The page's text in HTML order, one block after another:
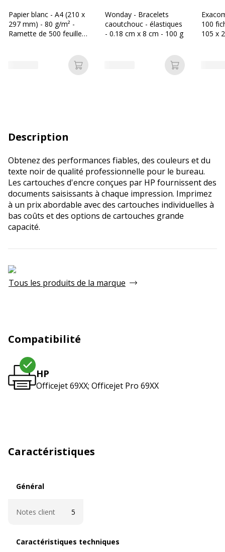
Papier blanc - A4 (210 x
297 mm) - 80 g/m² -
Ramette de 500 feuilles
Ajouter au panier
Wonday - Bracelets
caoutchouc - élastiques
- 0.18 cm x 8 cm - 100 g
Ajouter au
100
105 x
Description
Obtenez des performances fiables, des couleurs et du
texte noir de qualité professionnelle pour le bureau.
Les cartouches d'encre conçues par HP fournissent des
documents saisissants à chaque impression. Imprimez
à un prix abordable avec des cartouches individuelles à
bas coûts et des options de cartouches grande
capacité.
Tous les produits de la marque
Compatibilité
HP
Officejet 69XX; Officejet Pro 69XX
Caractéristiques
Général
Notes client 5
Caractéristiques techniques